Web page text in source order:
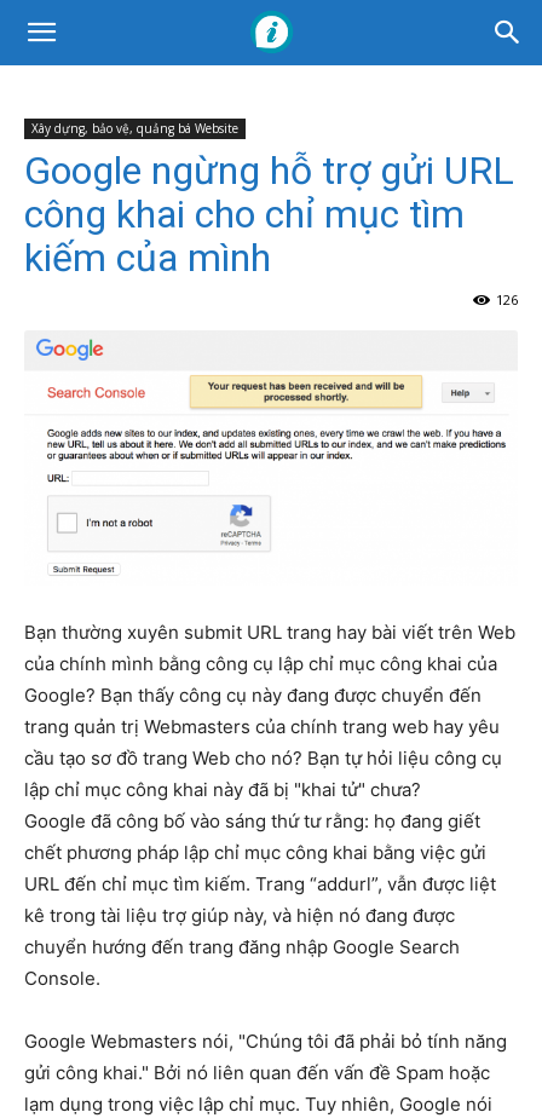
Xây dựng, bảo vệ, quảng bá Website
Google ngừng hỗ trợ gửi URL
công khai cho chỉ mục tìm
kiếm của mình
126
Bạn thường xuyên submit URL trang hay bài viết trên Web
của chính mình bằng công cụ lập chỉ mục công khai của
Google? Bạn thấy công cụ này đang được chuyển đến
trang quản trị Webmasters của chính trang web hay yêu
cầu tạo sơ đồ trang Web cho nó? Bạn tự hỏi liệu công cụ
lập chỉ mục công khai này đã bị "khai tử" chưa?
Google đã công bố vào sáng thứ tư rằng: họ đang giết
chết phương pháp lập chỉ mục công khai bằng việc gửi
URL đến chỉ mục tìm kiếm. Trang “addurl”, vẫn được liệt
kê trong tài liệu trợ giúp này, và hiện nó đang được
chuyển hướng đến trang đăng nhập Google Search
Console.
Google Webmasters nói, "Chúng tôi đã phải bỏ tính năng
gửi công khai." Bởi nó liên quan đến vấn đề Spam hoặc
lạm dụng trong việc lập chỉ mục. Tuy nhiên, Google nói